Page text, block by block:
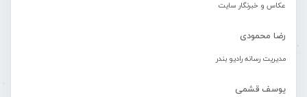
عکاس و خبرنگار سایت
رضا محمودی
مدیریت رسانه رادیو بندر
یوسف قشمی